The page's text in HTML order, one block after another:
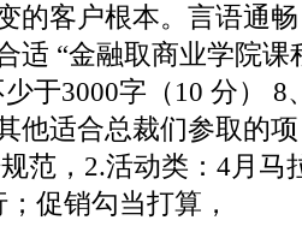
的客户根本。言语通
适 “金融取商业学院课
于3000字（10 分） 8
他适合总裁们参取的
范，2.活动类：4月马
促销勾当打算，